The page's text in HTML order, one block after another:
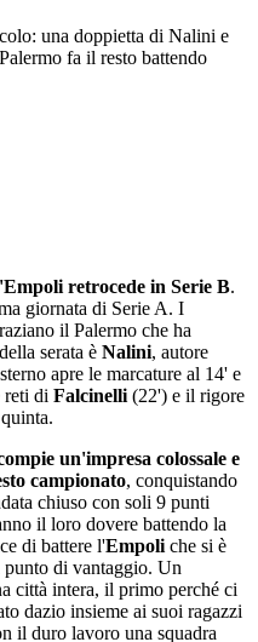
una doppietta di Nalini e
fa il resto battendo
retrocede in Serie B.
giornata di Serie A. I
il Palermo che ha
serata è Nalini, autore
apre le marcature al 14' e
reti di Falcinelli (22') e il rigore
un'impresa colossale e
campionato, conquistando
chiuso con soli 9 punti
il loro dovere battendo la
di battere l'Empoli che si è
punto di vantaggio. Un
città intera, il primo perché ci
dazio insieme ai suoi ragazzi
il duro lavoro una squadra